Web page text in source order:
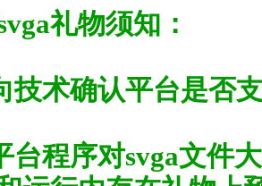
礼物须知：
技术确认平台是否
台程序对svga文件